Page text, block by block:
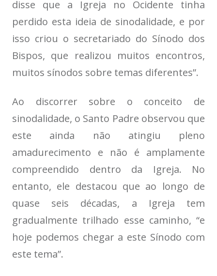
disse que a Igreja no Ocidente tinha
perdido esta ideia de sinodalidade, e por
isso criou o secretariado do Sínodo dos
Bispos, que realizou muitos encontros,
muitos sínodos sobre temas diferentes”.
Ao discorrer sobre o conceito de
sinodalidade, o Santo Padre observou que
este ainda não atingiu pleno
amadurecimento e não é amplamente
compreendido dentro da Igreja. No
entanto, ele destacou que ao longo de
quase seis décadas, a Igreja tem
gradualmente trilhado esse caminho, “e
hoje podemos chegar a este Sínodo com
este tema”.